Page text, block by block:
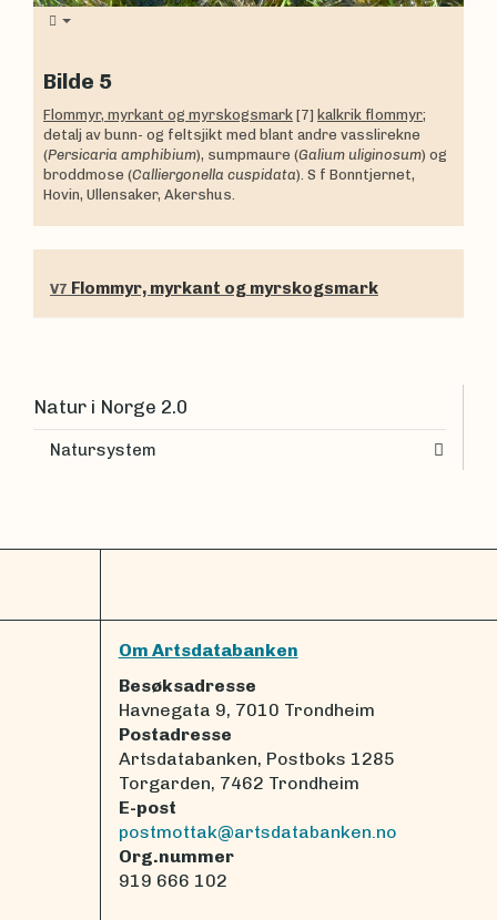
Bilde 5
Flommyr, myrkant og myrskogsmark [7] kalkrik flommyr;
detalj av bunn- og feltsjikt med blant andre vasslirekne
(Persicaria amphibium), sumpmaure (Galium uliginosum) og
broddmose (Calliergonella cuspidata). S f Bonntjernet,
Hovin, Ullensaker, Akershus.
V7 Flommyr, myrkant og myrskogsmark
Natur i Norge 2.0
Natursystem
Om Artsdatabanken
Besøksadresse
Havnegata 9, 7010 Trondheim
Postadresse
Artsdatabanken, Postboks 1285
Torgarden, 7462 Trondheim
E-post
postmottak@artsdatabanken.no
Org.nummer
919 666 102